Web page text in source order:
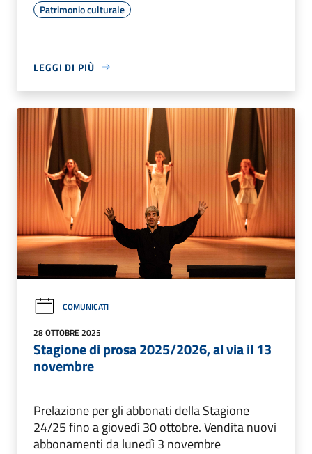
Patrimonio culturale
LEGGI DI PIÙ
COMUNICATI
28 OTTOBRE 2025
Stagione di prosa 2025/2026, al via il 13
novembre
Prelazione per gli abbonati della Stagione
24/25 fino a giovedì 30 ottobre. Vendita nuovi
abbonamenti da lunedì 3 novembre